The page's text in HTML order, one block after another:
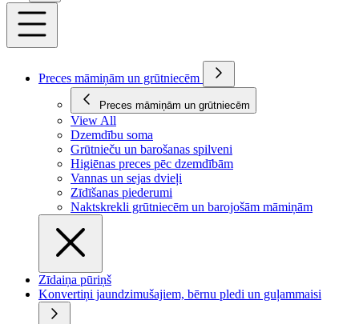
Preces māmiņām un grūtniecēm
Preces māmiņām un grūtniecēm
View All
Dzemdību soma
Grūtnieču un barošanas spilveni
Higiēnas preces pēc dzemdībām
Vannas un sejas dvieļi
Zīdīšanas piederumi
Naktskrekli grūtniecēm un barojošām māmiņām
Zīdaiņa pūriņš
Konvertiņi jaundzimušajiem, bērnu pledi un guļammaisi